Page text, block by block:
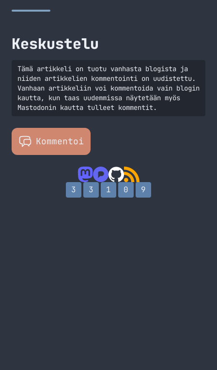
isoin muutos… Jatka lukemista Olen uusinut teeman (jos et
Keskustelu
Tämä artikkeli on tuotu vanhasta blogista ja
niiden artikkelien kommentointi on uudistettu.
Vanhaan artikkeliin voi kommentoida vain blogin
kautta, kun taas uudemmissa näytetään myös
Mastodonin kautta tulleet kommentit.
Kommentoi
3 3 1 0 9